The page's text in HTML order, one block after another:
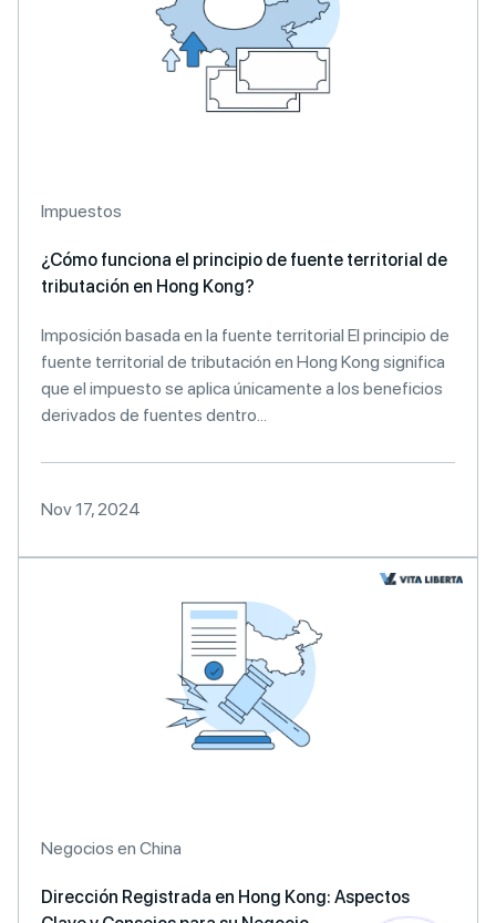
Impuestos
¿Cómo funciona el principio de fuente territorial de
tributación en Hong Kong?
Imposición basada en la fuente territorial El principio de
fuente territorial de tributación en Hong Kong significa
que el impuesto se aplica únicamente a los beneficios
derivados de fuentes dentro...
Nov 17, 2024
Negocios en China
Dirección Registrada en Hong Kong: Aspectos